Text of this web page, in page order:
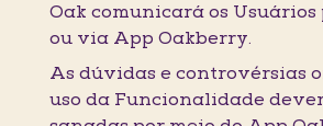
Oak comunicará os
ou via App Oakberry.
As dúvidas e controvérsias
uso da Funcionalidade